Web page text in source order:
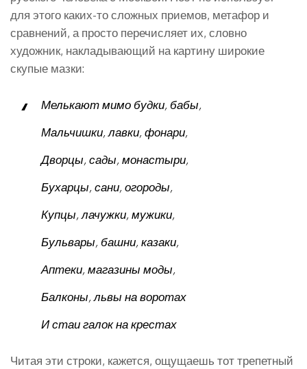
для этого каких-то сложных приемов, метафор и
сравнений, а просто перечисляет их, словно
художник, накладывающий на картину широкие
скупые мазки:
Мелькают мимо будки, бабы,
Мальчишки, лавки, фонари,
Дворцы, сады, монастыри,
Бухарцы, сани, огороды,
Купцы, лачужки, мужики,
Бульвары, башни, казаки,
Аптеки, магазины моды,
Балконы, львы на воротах
И стаи галок на крестах
Читая эти строки, кажется, ощущаешь тот трепетный